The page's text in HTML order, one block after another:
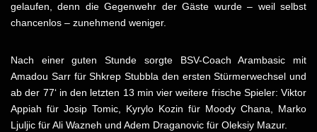
gelaufen, denn die Gegenwehr der Gäste wurde – weil selbst
chancenlos – zunehmend weniger.
Nach einer guten Stunde sorgte BSV-Coach Arambasic mit
Amadou Sarr für Shkrep Stubbla den ersten Stürmerwechsel und
ab der 77‘ in den letzten 13 min vier weitere frische Spieler: Viktor
Appiah für Josip Tomic, Kyrylo Kozin für Moody Chana, Marko
Ljuljic für Ali Wazneh und Adem Draganovic für Oleksiy Mazur.